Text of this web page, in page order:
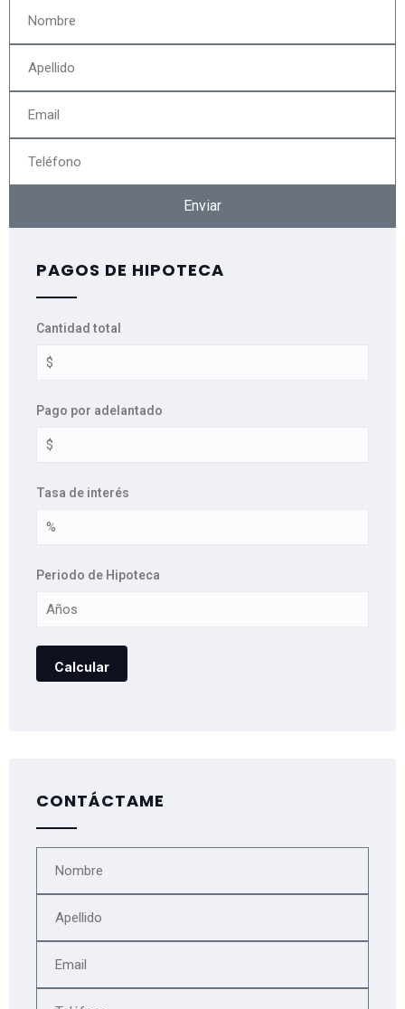
Enviar
PAGOS DE HIPOTECA
Cantidad total
Pago por adelantado
Tasa de interés
Periodo de Hipoteca
CONTÁCTAME